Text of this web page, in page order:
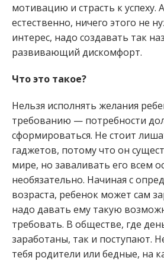
мотивацию и страсть к успеху.
естественно, ничего этого не
интерес, надо создавать так
развивающий дискомфорт.
Что это такое?
Нельзя исполнять желания
требованию — потребности
сформироваться. Не стоит
гаджетов, потому что он
мире, но заваливать его всем
необязательно. Начиная с
возраста, ребенок может сам
надо давать ему такую
требовать. В обществе, где
заработаны, так и поступают.
тебя родители или бедные, на